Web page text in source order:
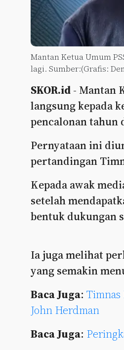
Mantan Ketua Umum
lagi. Sumber:(Grafis:
SKOR.id - Mantan
langsung kepada
pencalonan tahun
Pernyataan ini
pertandingan
Kepada awak
setelah
bentuk dukungan
Ia juga melihat
yang semakin
Baca Juga:
John Herdman
Baca Juga: